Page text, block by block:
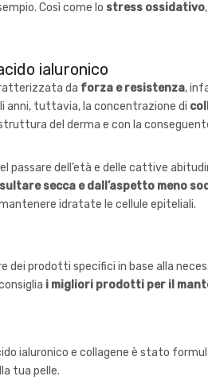
Così come lo stress ossidativo
ialuronico
da forza e resistenza,
anni, tuttavia, la concentrazione di
del derma e con la
passare dell’età e delle cattive
secca e dall’aspetto meno
idratate le cellule epiteliali.
dei prodotti specifici in base alla
i migliori prodotti per il
ialuronico e collagene è stato
tua pelle.